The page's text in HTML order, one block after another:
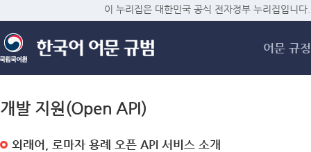
메
이 누리집은 대한민국 공식 전자정부 누리집입니다.
어문 규정
개발 지원(Open API)
외래어, 로마자 용례 오픈 API 서비스 소개